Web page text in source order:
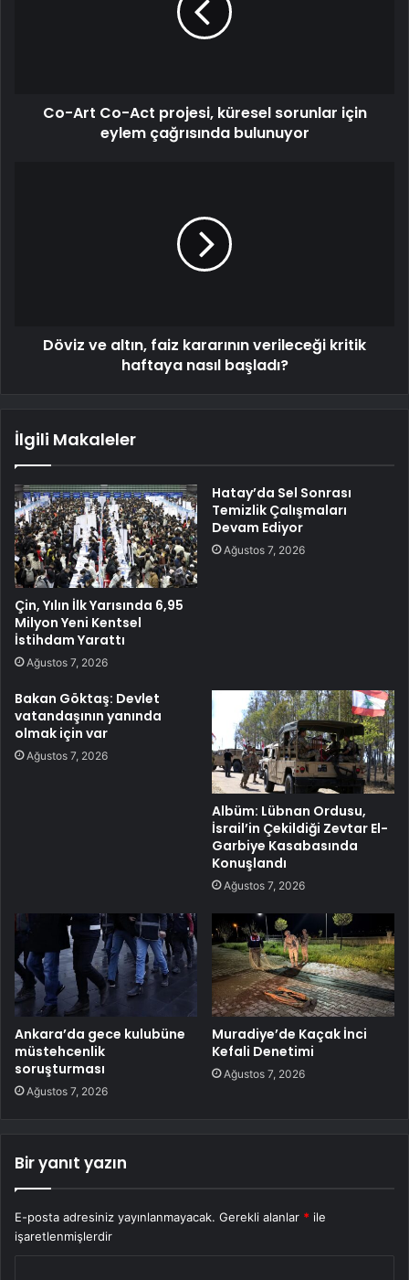
Co-Art Co-Act projesi, küresel sorunlar için
eylem çağrısında bulunuyor
Döviz ve altın, faiz kararının verileceği kritik
haftaya nasıl başladı?
İlgili Makaleler
Çin, Yılın İlk Yarısında 6,95
Milyon Yeni Kentsel
İstihdam Yarattı
Ağustos 7, 2026
Hatay’da Sel Sonrası
Temizlik Çalışmaları
Devam Ediyor
Ağustos 7, 2026
Bakan Göktaş: Devlet
vatandaşının yanında
olmak için var
Ağustos 7, 2026
Albüm: Lübnan Ordusu,
İsrail’in Çekildiği Zevtar El-
Garbiye Kasabasında
Konuşlandı
Ağustos 7, 2026
Ankara’da gece kulubüne
müstehcenlik
soruşturması
Ağustos 7, 2026
Muradiye’de Kaçak İnci
Kefali Denetimi
Ağustos 7, 2026
Bir yanıt yazın
E-posta adresiniz yayınlanmayacak. Gerekli alanlar * ile
işaretlenmişlerdir